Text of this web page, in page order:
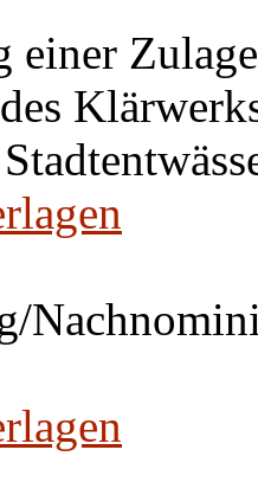
einer